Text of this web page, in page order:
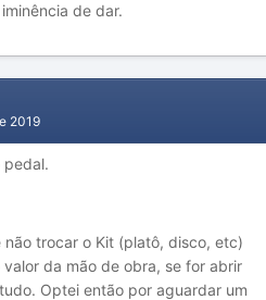
de dar.
2019
pedal.
trocar o Kit (platô, disco, etc)
da mão de obra, se for abrir
Optei então por aguardar um